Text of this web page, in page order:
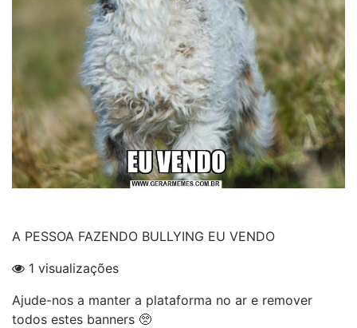
A PESSOA FAZENDO BULLYING EU VENDO
1 visualizações
Ajude-nos a manter a plataforma no ar e remover
todos estes banners 🥺